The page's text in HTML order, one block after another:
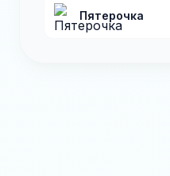
Пятерочка